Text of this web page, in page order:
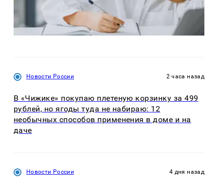
Новости России 2 часа назад
В «Чижике» покупаю плетеную корзинку за 499
рублей, но ягоды туда не набираю: 12
необычных способов применения в доме и на
даче
Новости России 4 дня назад